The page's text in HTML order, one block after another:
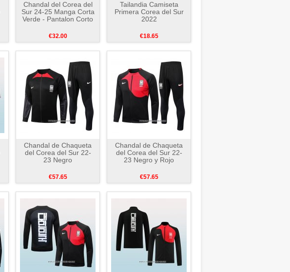
Chandal del Corea del
Sur 24-25 Manga Corta
Verde - Pantalon Corto
€32.00
Tailandia Camiseta
Primera Corea del Sur
2022
€18.65
Chandal de Chaqueta
del Corea del Sur 22-
23 Negro
€57.65
Chandal de Chaqueta
del Corea del Sur 22-
23 Negro y Rojo
€57.65